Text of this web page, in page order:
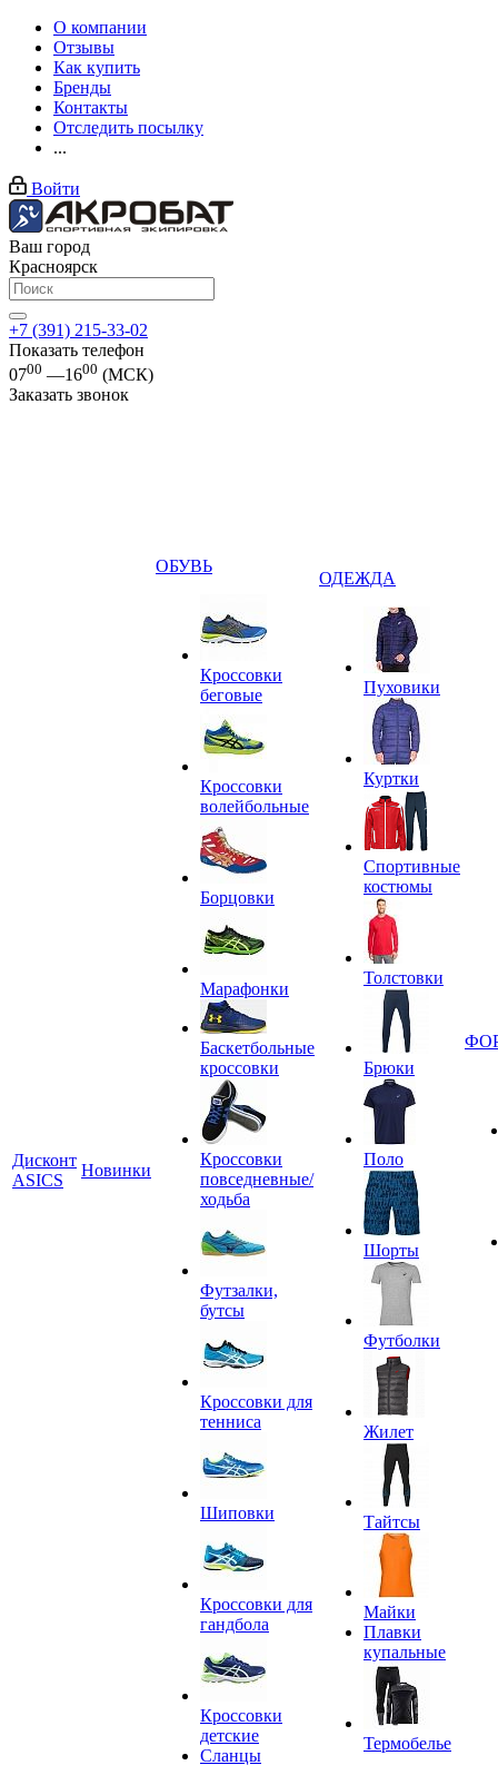
О компании
Отзывы
Как купить
Бренды
Контакты
Отследить посылку
...
Войти
Ваш город
Красноярск
+7 (391) 215-33-02
Показать телефон
0700 —1600 (МСК)
Заказать звонок
Дисконт
ASICS
Новинки
ОБУВЬ
Кроссовки
беговые
Кроссовки
волейбольные
Борцовки
Марафонки
Баскетбольные
кроссовки
Кроссовки
повседневные/
ходьба
Футзалки,
бутсы
Кроссовки для
тенниса
Шиповки
Кроссовки для
гандбола
Кроссовки
детские
Сланцы
ОДЕЖДА
Пуховики
Куртки
Спортивные
костюмы
Толстовки
Брюки
Поло
Шорты
Футболки
Жилет
Тайтсы
Майки
Плавки
купальные
Термобелье